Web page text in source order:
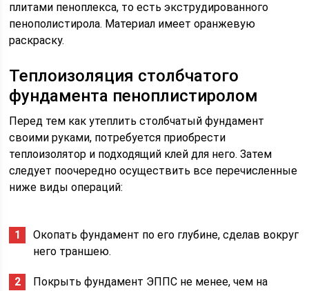
плитами пеноплекса, то есть экструдированного
пенополистирола. Материал имеет оранжевую
раскраску.
Теплоизоляция столбчатого
фундамента пеноплистиролом
Перед тем как утеплить столбчатый фундамент
своими руками, потребуется приобрести
теплоизолятор и подходящий клей для него. Затем
следует поочередно осуществить все перечисленные
ниже виды операций:
Окопать фундамент по его глубине, сделав вокруг
него траншею.
Покрыть фундамент ЭППС не менее, чем на